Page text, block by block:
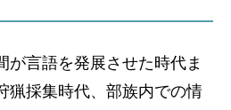
が言語を発展させた時代ま
猟採集時代、部族内での情